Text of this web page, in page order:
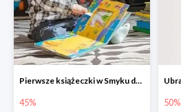
Pierwsze książeczki w Smyku do -45%
45% 50%